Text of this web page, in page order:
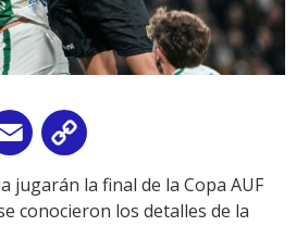
Email
Link
jugarán la final de la Copa AUF
conocieron los detalles de la